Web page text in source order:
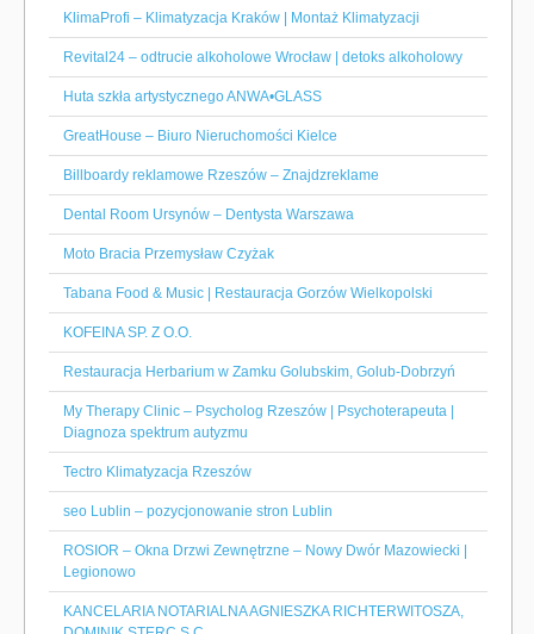
KlimaProfi – Klimatyzacja Kraków | Montaż Klimatyzacji
Revital24 – odtrucie alkoholowe Wrocław | detoks alkoholowy
Huta szkła artystycznego ANWA•GLASS
GreatHouse – Biuro Nieruchomości Kielce
Billboardy reklamowe Rzeszów – Znajdzreklame
Dental Room Ursynów – Dentysta Warszawa
Moto Bracia Przemysław Czyżak
Tabana Food & Music | Restauracja Gorzów Wielkopolski
KOFEINA SP. Z O.O.
Restauracja Herbarium w Zamku Golubskim, Golub-Dobrzyń
My Therapy Clinic – Psycholog Rzeszów | Psychoterapeuta |
Diagnoza spektrum autyzmu
Tectro Klimatyzacja Rzeszów
seo Lublin – pozycjonowanie stron Lublin
ROSIOR – Okna Drzwi Zewnętrzne – Nowy Dwór Mazowiecki |
Legionowo
KANCELARIA NOTARIALNA AGNIESZKA RICHTERWITOSZA,